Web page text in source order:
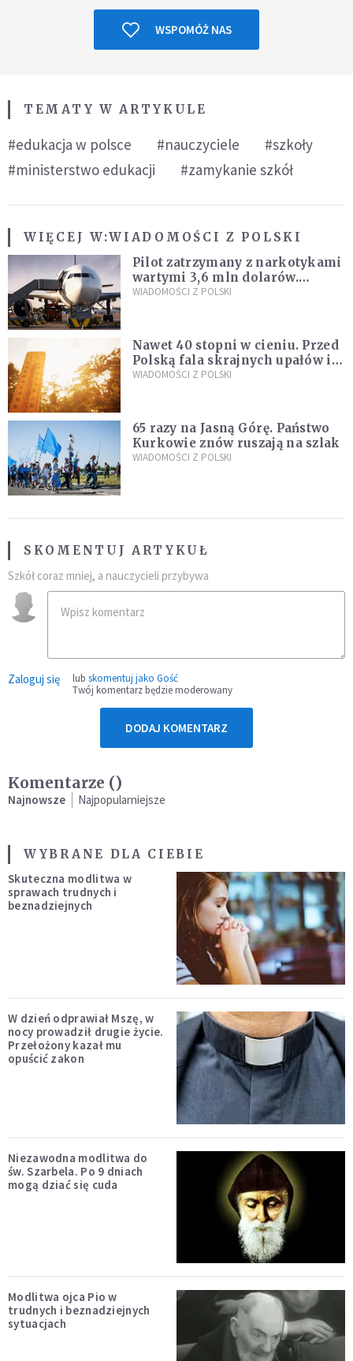
WSPOMÓŻ NAS
TEMATY W ARTYKULE
#edukacja w polsce #nauczyciele
#szkoły
#ministerstwo edukacji
#zamykanie szkół
WIĘCEJ W:WIADOMOŚCI Z POLSKI
Pilot zatrzymany z narkotykami
wartymi 3,6 mln dolarów.
Śledczy podejrzewają, że latał
WIADOMOŚCI Z POLSKI
Nawet 40 stopni w cieniu. Przed
Polską fala skrajnych upałów i
gwałtowne burze
WIADOMOŚCI Z POLSKI
65 razy na Jasną Górę. Państwo
Kurkowie znów ruszają na szlak
WIADOMOŚCI Z POLSKI
SKOMENTUJ ARTYKUŁ
Szkół coraz mniej, a nauczycieli przybywa
Zaloguj się lub skomentuj jako Gość
Twój komentarz będzie moderowany
DODAJ KOMENTARZ
Komentarze ()
Najnowsze Najpopularniejsze
WYBRANE DLA CIEBIE
Skuteczna modlitwa w
sprawach trudnych i
beznadziejnych
W dzień odprawiał Mszę, w
nocy prowadził drugie życie.
Przełożony kazał mu
opuścić zakon
Niezawodna modlitwa do
św. Szarbela. Po 9 dniach
mogą dziać się cuda
Modlitwa ojca Pio w
trudnych i beznadziejnych
sytuacjach